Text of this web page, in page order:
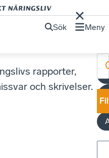
Sök Meny
rapporter,
och skrivelser.